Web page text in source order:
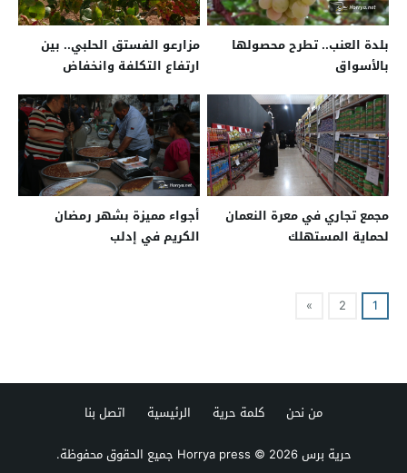
بلدة العنب.. تطرح محصولها
بالأسواق
مزارعو الفستق الحلبي.. بين
ارتفاع التكلفة وانخفاض
مجمع تجاري في معرة النعمان
لحماية المستهلك
أجواء مميزة بشهر رمضان
الكريم في إدلب
1
2
»
من نحن كلمة حرية الرئيسية
اتصل بنا
حرية برس Horrya press© 2026 جميع الحقوق محفوظة.